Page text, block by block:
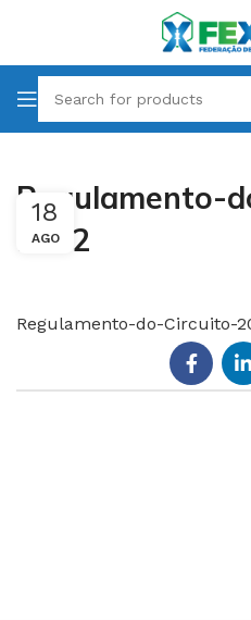
Regulamento-
2022
18
AGO
Regulamento-do-Circuito-